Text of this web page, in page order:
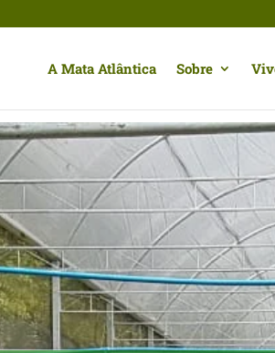
A Mata Atlântica Sobre